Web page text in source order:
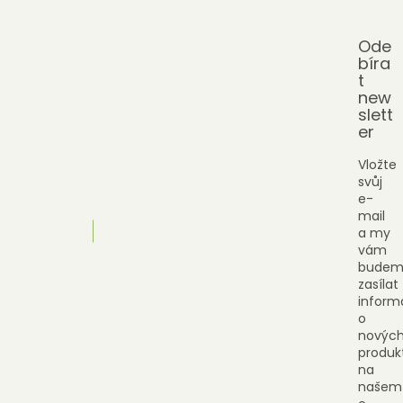
Ode
bíra
t
new
slett
er
Vložte
svůj
e-
mail
a my
vám
zasílat
o
nových
na
našem